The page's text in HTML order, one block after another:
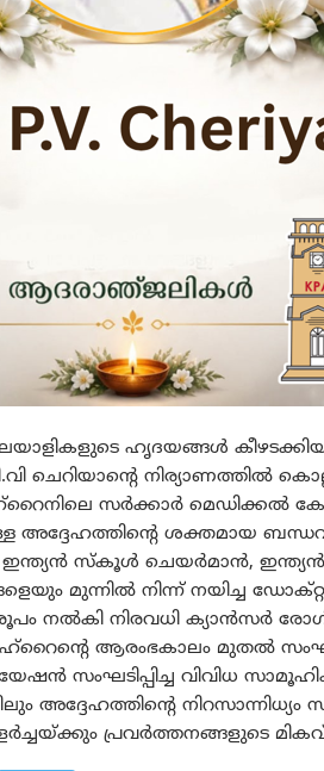
ഹൃദയങ്ങള്‍
ചെറിയാന്റെ നിര്യാണത്തില്‍
സര്‍ക്കാര്‍ മെഡിക്കല്‍
അദ്ദേഹത്തിന്റെ ശക്തമായ
സ്കൂള്‍ ചെയര്‍മാന്‍, ഇന്ത്യന്‍
മുന്നില്‍ നിന്ന് നയിച്ച
നല്‍കി നിരവധി ക്യാന്‍സര്‍
ആരംഭകാലം മുതൽ
സംഘടിപ്പിച്ച വിവിധ
അദ്ദേഹത്തിന്റെ
പ്രവർത്തനങ്ങളുടെ